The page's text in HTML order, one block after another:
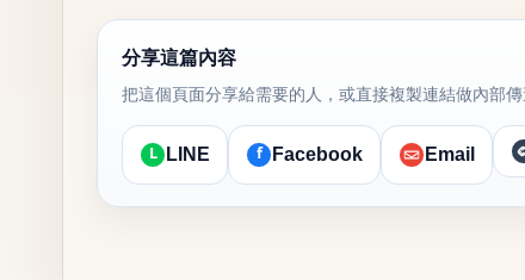
分享這篇內容
把這個頁面分享給需要的人，或直接複製連結做內部傳
L LINE f Facebook Email